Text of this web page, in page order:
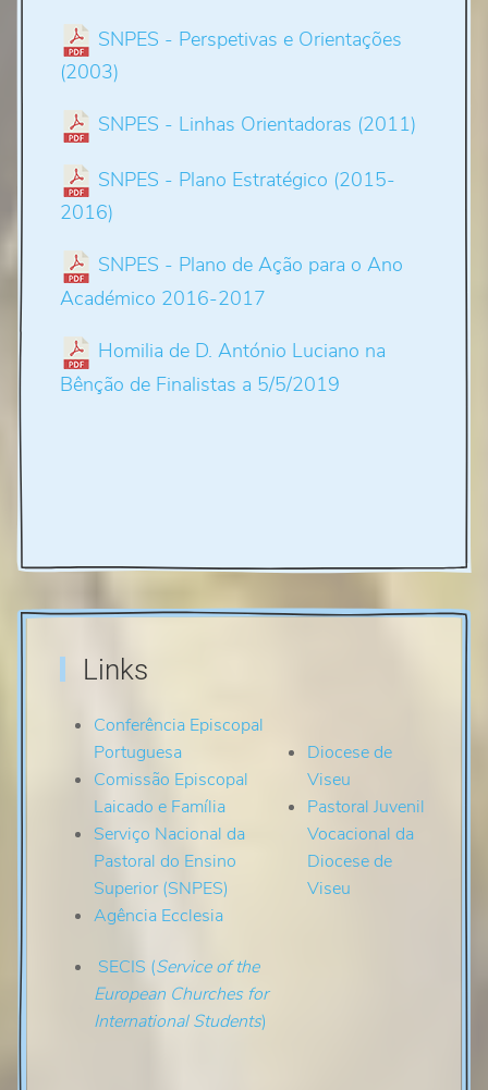
SNPES - Perspetivas e Orientações
(2003)
SNPES - Linhas Orientadoras (2011)
SNPES - Plano Estratégico (2015-
2016)
SNPES - Plano de Ação para o Ano
Académico 2016-2017
Homilia de D. António Luciano na
Bênção de Finalistas a 5/5/2019
Links
Conferência Episcopal
Portuguesa
Comissão Episcopal
Laicado e Família
Serviço Nacional da
Pastoral do Ensino
Superior (SNPES)
Agência Ecclesia
Diocese de
Viseu
Pastoral Juvenil
Vocacional da
Diocese de
Viseu
SECIS (Service of the
European Churches for
International Students)